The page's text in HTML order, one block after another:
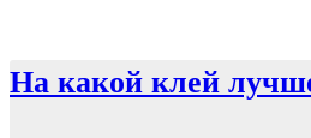
На какой клей